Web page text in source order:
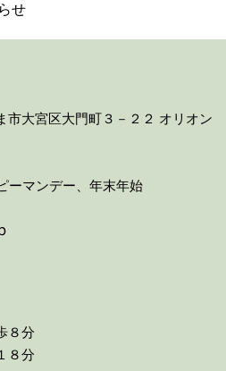
せ
大宮区大門町３－２２ オリオン
ーマンデー、年末年始
８分
８分